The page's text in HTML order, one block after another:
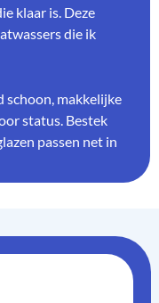
klaar is. Deze
die ik
schoon, makkelijke
status. Bestek
passen net in